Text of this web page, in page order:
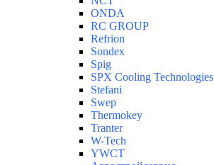
ONDA
RC GROUP
Refrion
Sondex
Spig
SPX Cooling Technologies
Stefani
Swep
Thermokey
Tranter
W-Tech
YWCT